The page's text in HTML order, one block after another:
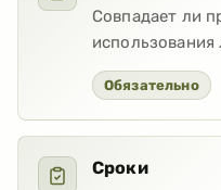
Совпадает ли
использования
Обязательно
Сроки